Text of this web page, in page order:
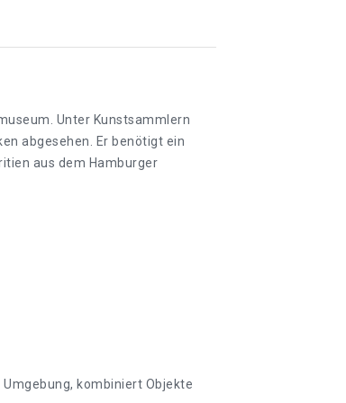
Unter Kunstsammlern
abgesehen. Er benötigt ein
aus dem Hamburger
kombiniert Objekte